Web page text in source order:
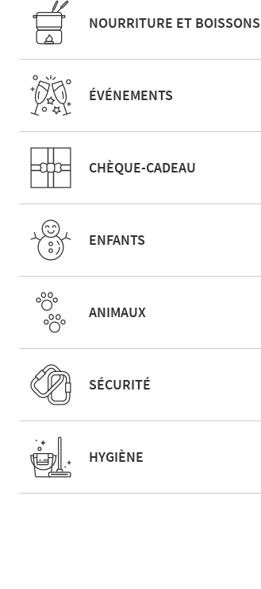
NOURRITURE ET BOISSONS
ÉVÉNEMENTS
CHÈQUE-CADEAU
ENFANTS
ANIMAUX
SÉCURITÉ
HYGIÈNE